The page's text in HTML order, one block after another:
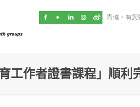
工作者證書課程」順利